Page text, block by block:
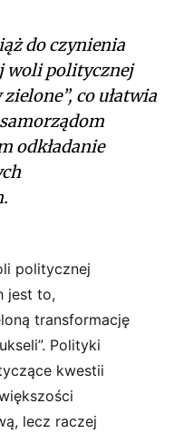
do czynienia
woli politycznej
co ułatwia
odkładanie
politycznej
jest to,
transformację
Polityki
kwestii
lecz raczej